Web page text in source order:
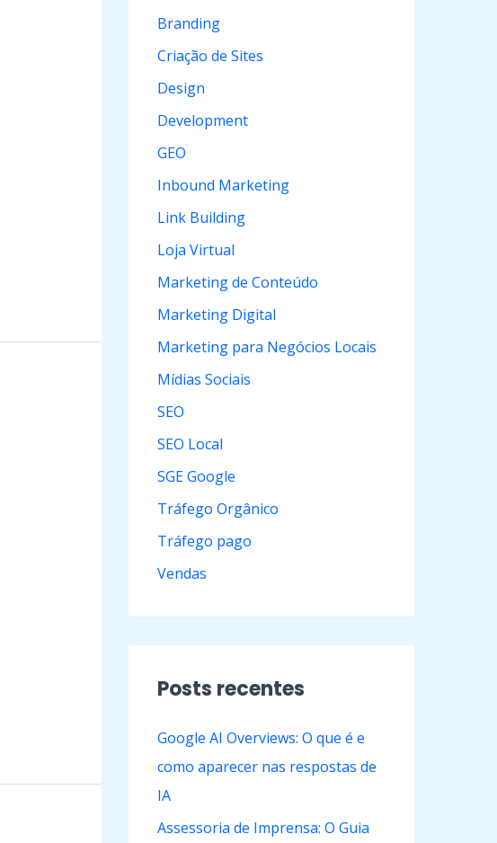
a
r
p
Branding
Criação de Sites
Design
Development
GEO
Inbound Marketing
Link Building
Loja Virtual
Marketing de Conteúdo
Marketing Digital
Marketing para Negócios Locais
Mídias Sociais
SEO
SEO Local
SGE Google
Tráfego Orgânico
Tráfego pago
Vendas
Posts recentes
Google AI Overviews: O que é e
como aparecer nas respostas de
IA
Assessoria de Imprensa: O Guia